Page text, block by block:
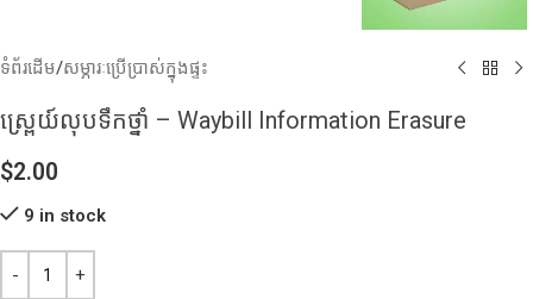
ទំព័រដើម/សម្ភារៈប្រើប្រាស់ក្នុងផ្ទះ
ស្ព្រេយ៍លុបទឹកថ្នាំ – Waybill Information Erasure
$2.00
9 in stock